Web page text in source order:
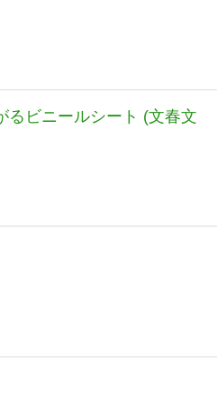
るビニールシート (文春文